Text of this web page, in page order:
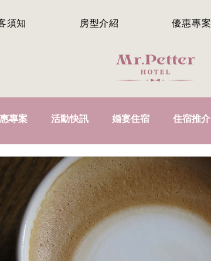
須知 房型介紹 優惠專案
專案 活動快訊 婚宴住宿 住宿推介